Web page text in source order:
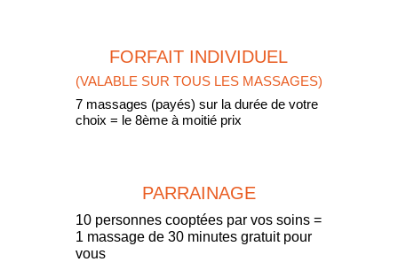
FORFAIT INDIVIDUEL
(VALABLE SUR TOUS LES MASSAGES)
7 massages (payés) sur la durée de votre
choix = le 8ème à moitié prix
PARRAINAGE
10 personnes cooptées par vos soins =
1 massage de 30 minutes gratuit pour
vous